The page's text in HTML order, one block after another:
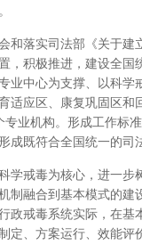
和落实司法部《关于建
，积极推进，建设全国
业中心为支撑、以科
适应区、康复巩固区
专业机构。形成工作标
成既符合全国统一的司
学戒毒为核心，进一
制融合到基本模式的建
政戒毒系统实际，在
定、方案运行、效能评